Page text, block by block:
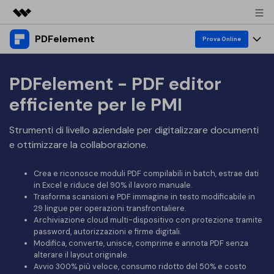
Prodotti in evidenza
Utilità
Soluzione
Chi siamo
Sala stampa
Supporto
PDFelement Prova Online
Desktop
PDFelement per Mac
Mobile App
PDFelement per iPhone/iPad
PDFelement per Android
Cloud
Funzionalità
PDF Editor
Annota PDF
Crea PDF
Unisci PDF
Stampa PDF
Risorse & Supporto
Esempi PDF gratuiti
Come modificare PDF
Conoscenza su PDF
Conversione PDF
Top PDF Editor
PMI da 1 a 10 utenti
Azienda con 10+ utenti
Acquista Ora Accedi
search
PDFelement - PDF editor
efficiente per le PMI
Strumenti di livello aziendale per digitalizzare documenti
e ottimizzare la collaborazione.
Crea e riconosce moduli PDF compilabili in batch, estrae dati
in Excel e riduce del 90% il lavoro manuale.
Trasforma scansioni e PDF immagine in testo modificabile in
29 lingue per operazioni transfrontaliere.
Archiviazione cloud multi-dispositivo con protezione tramite
password, autorizzazioni e firme digitali.
Modifica, converte, unisce, comprime e annota PDF senza
alterare il layout originale.
Avvio 300% più veloce, consumo ridotto del 50% e costo